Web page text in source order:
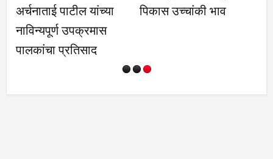
अर्चनाताई पाटील यांच्या
नाविन्यपूर्ण उपक्रमास
पालकांचा प्रतिसाद
पिकास उच्चांकी भाव